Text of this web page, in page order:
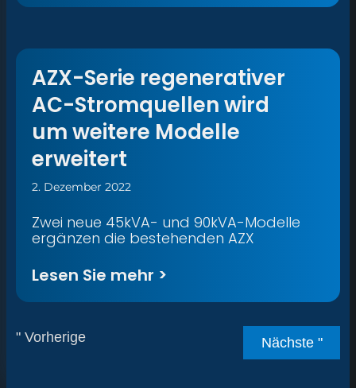
AZX-Serie regenerativer
AC-Stromquellen wird
um weitere Modelle
erweitert
2. Dezember 2022
Zwei neue 45kVA- und 90kVA-Modelle
ergänzen die bestehenden AZX
Lesen Sie mehr >
" Vorherige Nächste "